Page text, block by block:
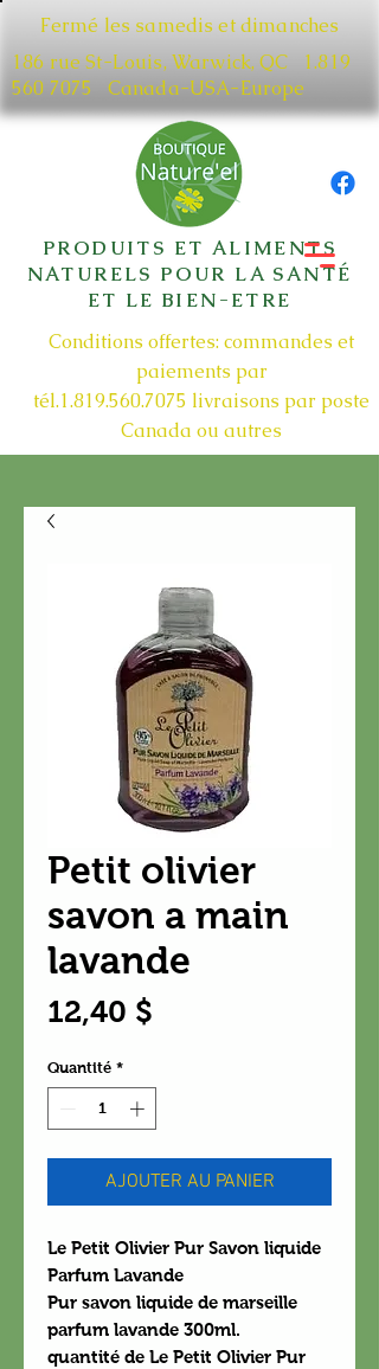
Fermé les samedis et dimanches
186 rue St-Louis, Warwick, QC​ 1.819
560 7075
Canada-USA-Europe
PRODUITS ET ALIMENTS
NATURELS POUR LA SANTÉ
ET LE BIEN-ETRE
Conditions offertes: commandes et
paiements par
tél.1.819.560.7075 livraisons par poste
Canada ou autres
Petit olivier
savon a main
lavande
12,40 $
Quantité *
AJOUTER AU PANIER
Le Petit Olivier Pur Savon liquide
Parfum Lavande
Pur savon liquide de marseille
parfum lavande 300ml.
quantité de Le Petit Olivier Pur